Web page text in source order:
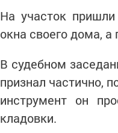
На участок
окна своего дома,
В судебном
признал частично,
инструмент он
кладовки.